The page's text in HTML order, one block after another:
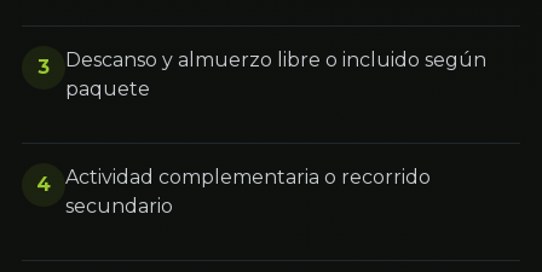
3
Descanso y almuerzo libre o incluido según
paquete
4
Actividad complementaria o recorrido
secundario